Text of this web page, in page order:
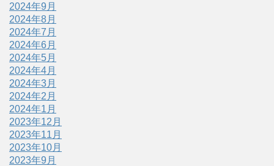
2024年9月
2024年8月
2024年7月
2024年6月
2024年5月
2024年4月
2024年3月
2024年2月
2024年1月
2023年12月
2023年11月
2023年10月
2023年9月